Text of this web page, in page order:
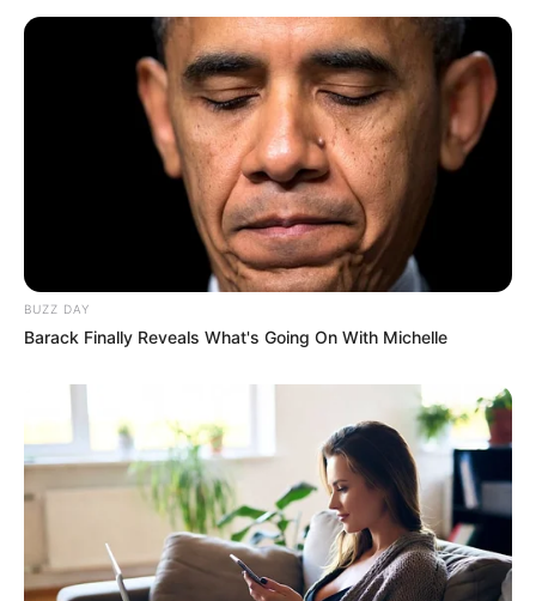
BUZZ DAY
Barack Finally Reveals What's Going On With Michelle